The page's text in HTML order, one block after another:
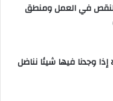
في العمل ومنطق
وجدنا فيها شيئا نناضل